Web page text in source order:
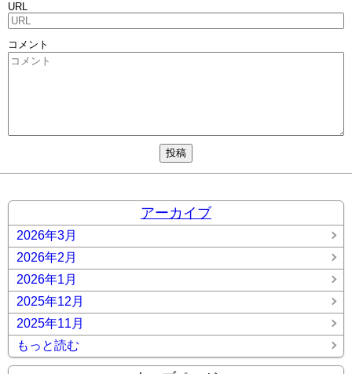
URL
コメント
アーカイブ
2026年3月
2026年2月
2026年1月
2025年12月
2025年11月
もっと読む